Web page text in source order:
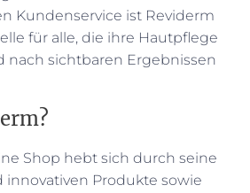
Kundenservice ist Reviderm
für alle, die ihre Hautpflege
nach sichtbaren Ergebnissen
Shop hebt sich durch seine
Produkte sowie